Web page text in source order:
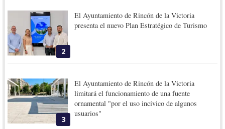
2
El Ayuntamiento de Rincón de la Victoria
presenta el nuevo Plan Estratégico de Turismo
3
El Ayuntamiento de Rincón de la Victoria
limitará el funcionamiento de una fuente
ornamental "por el uso incívico de algunos
usuarios"